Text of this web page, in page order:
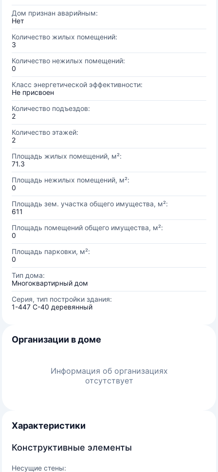
Дом признан аварийным:
Нет
Количество жилых помещений:
3
Количество нежилых помещений:
0
Класс энергетической эффективности:
Не присвоен
Количество подъездов:
2
Количество этажей:
2
Площадь жилых помещений, м²:
71.3
Площадь нежилых помещений, м²:
0
Площадь зем. участка общего имущества, м²:
611
Площадь помещений общего имущества, м²:
0
Площадь парковки, м²:
0
Тип дома:
Многоквартирный дом
Серия, тип постройки здания:
1-447 С-40 деревянный
Организации в доме
Информация об организациях
отсутствует
Характеристики
Конструктивные элементы
Несущие стены: